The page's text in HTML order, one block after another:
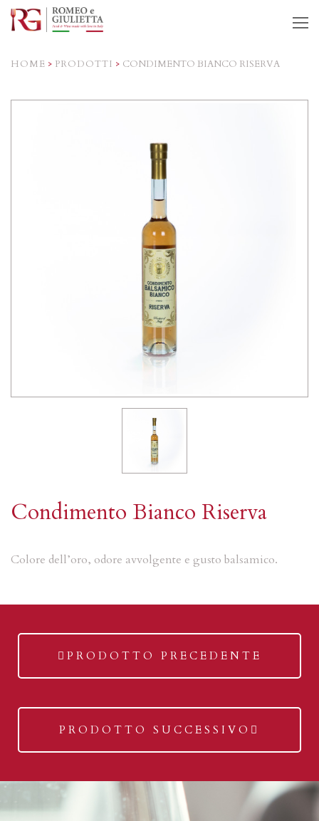
HOME > PRODOTTI > CONDIMENTO BIANCO RISERVA
Condimento Bianco Riserva
Colore dell’oro, odore avvolgente e gusto balsamico.
previous
post:
PRODOTTO PRECEDENTE
next
post:
PRODOTTO SUCCESSIVO